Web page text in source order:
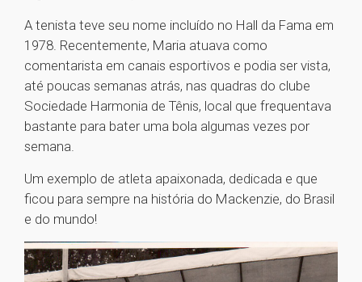
A tenista teve seu nome incluído no Hall da Fama em
1978. Recentemente, Maria atuava como
comentarista em canais esportivos e podia ser vista,
até poucas semanas atrás, nas quadras do clube
Sociedade Harmonia de Tênis, local que frequentava
bastante para bater uma bola algumas vezes por
semana.
Um exemplo de atleta apaixonada, dedicada e que
ficou para sempre na história do Mackenzie, do Brasil
e do mundo!